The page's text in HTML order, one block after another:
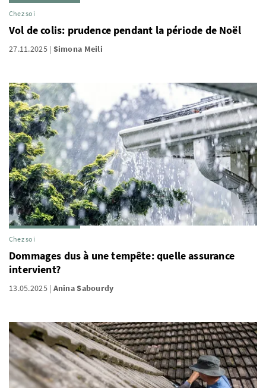
Chez soi
Vol de colis: prudence pendant la période de Noël
27.11.2025 Simona Meili
Chez soi
Dommages dus à une tempête: quelle assurance
intervient?
13.05.2025 Anina Sabourdy